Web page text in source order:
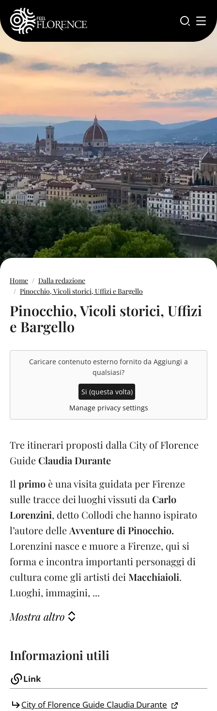
Salta al contenuto principale
Home
Dalla redazione
Pinocchio, Vicoli storici, Uffizi e Bargello
Pinocchio, Vicoli storici, Uffizi
e Bargello
Caricare contenuto esterno fornito da Aggiungi a
qualsiasi?
Si (questa volta)
Manage privacy settings
Tre itinerari proposti dalla City of Florence
Guide Claudia Durante
Il primo è una visita guidata per Firenze
sulle tracce dei luoghi vissuti da Carlo
Lorenzini, detto Collodi che hanno ispirato
l’autore delle Avventure di Pinocchio.
Lorenzini nasce e muore a Firenze, qui si
forma e incontra importanti personaggi di
cultura come gli artisti dei Macchiaioli.
Luoghi, immagini, ...
Mostra altro
Informazioni utili
Link
City of Florence Guide Claudia Durante